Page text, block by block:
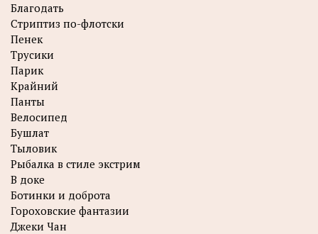
Благодать
Стриптиз по-флотски
Пенек
Трусики
Парик
Крайний
Панты
Велосипед
Бушлат
Тыловик
Рыбалка в стиле экстрим
В доке
Ботинки и доброта
Гороховские фантазии
Джеки Чан